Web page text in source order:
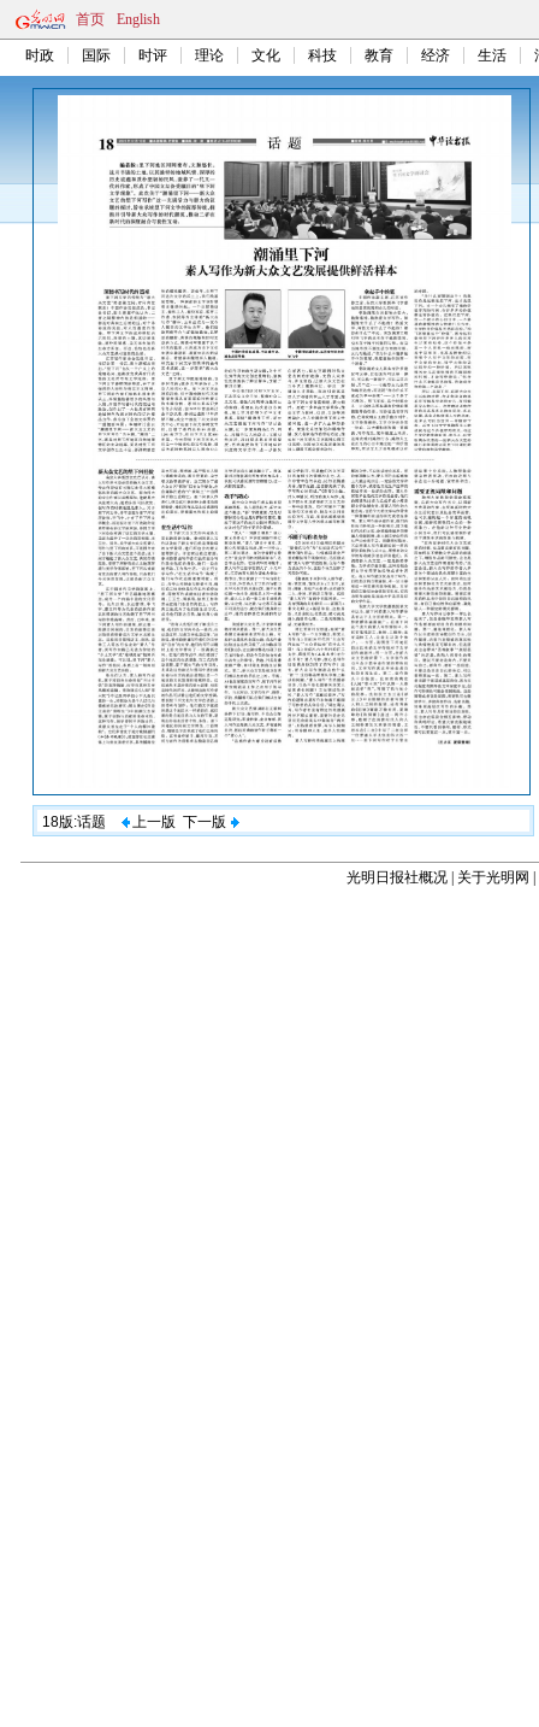
首页 English
时政 国际 时评 理论 文化 科技 教育 经济 生活
18版:话题 上一版 下一版
光明日报社概况 关于光明网